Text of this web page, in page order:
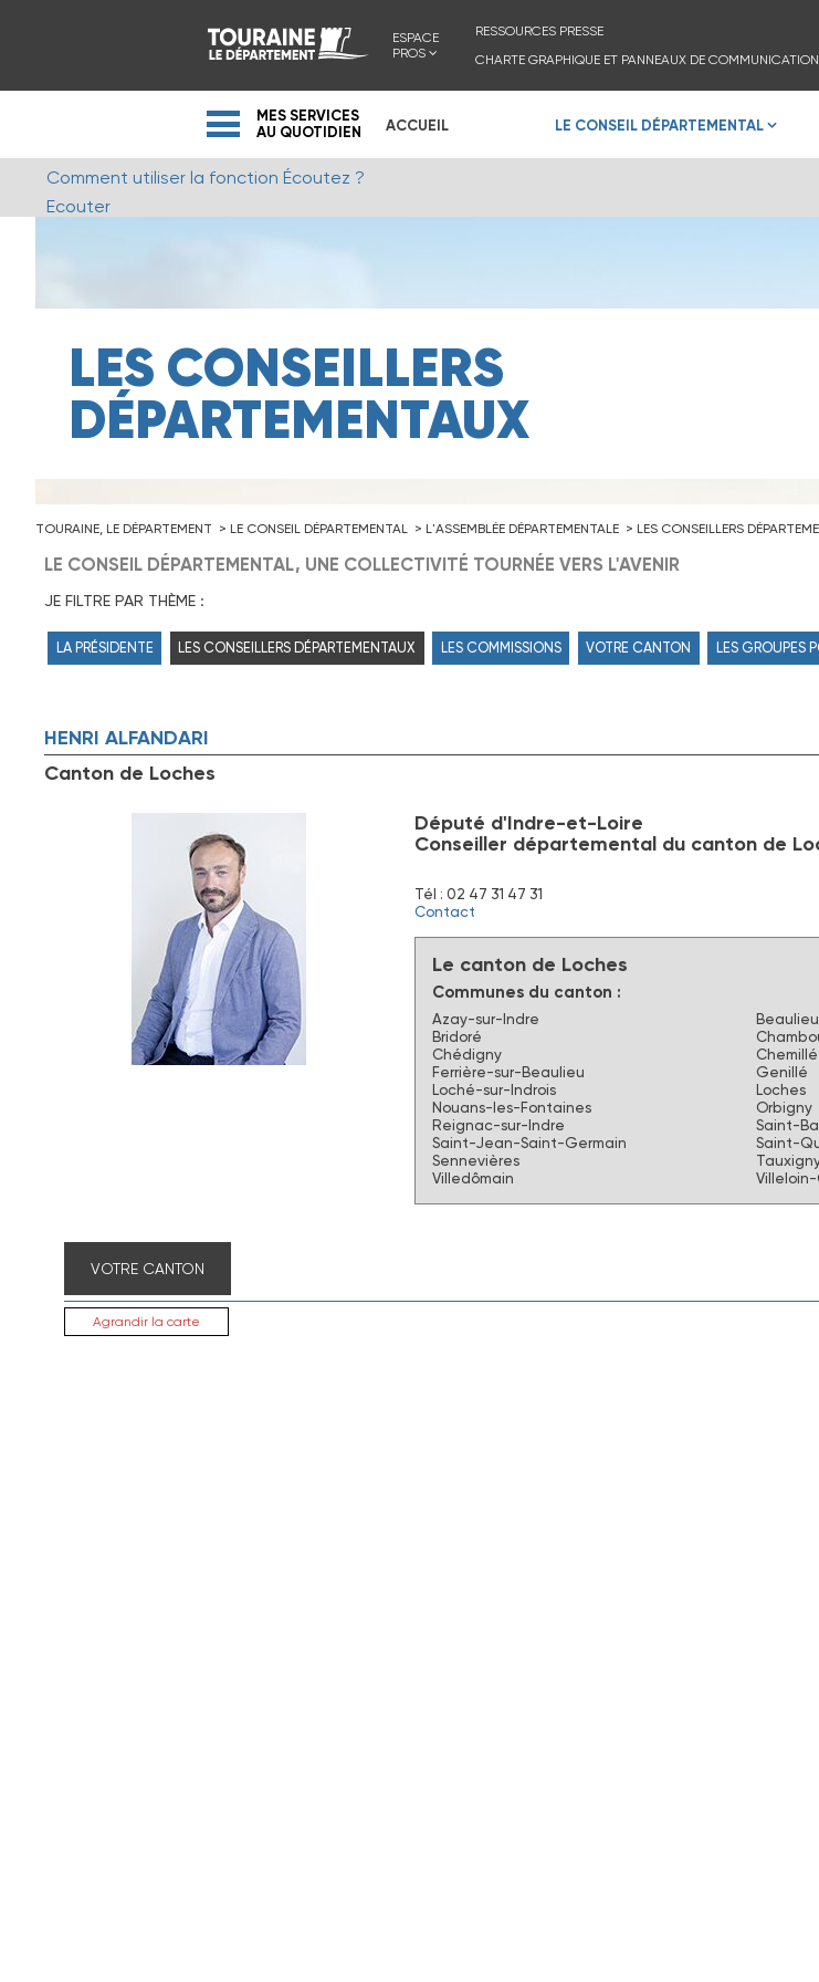
ESPACE
PROS
RESSOURCES PRESSE
CHARTE GRAPHIQUE ET PANNEAUX DE COMMUNICATION
MES SERVICES
AU QUOTIDIEN
ACCUEIL LE CONSEIL DÉPARTEMENTAL
Comment utiliser la fonction Écoutez ?
Ecouter
LES CONSEILLERS
DÉPARTEMENTAUX
TOURAINE, LE DÉPARTEMENT LE CONSEIL DÉPARTEMENTAL L'ASSEMBLÉE DÉPARTEMENTALE LES CONSEILLERS
LE CONSEIL DÉPARTEMENTAL, UNE COLLECTIVITÉ TOURNÉE VERS L'AVENIR
JE FILTRE PAR THÈME :
LA PRÉSIDENTE LES CONSEILLERS DÉPARTEMENTAUX LES COMMISSIONS VOTRE CANTON LES GROUPES
HENRI ALFANDARI
Canton de Loches
Député d'Indre-et-Loire
Conseiller départemental du canton de
Tél : 02 47 31 47 31
Contact
Le canton de Loches
Communes du canton :
Azay-sur-Indre
Bridoré
Chédigny
Ferrière-sur-Beaulieu
Genillé
Loché-sur-Indrois
Loches
Nouans-les-Fontaines
Orbigny
Reignac-sur-Indre
Saint-
Saint-Jean-Saint-Germain
Saint-
Sennevières
Villedômain
VOTRE CANTON
Agrandir la carte